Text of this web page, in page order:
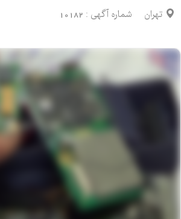
تهران شماره آگهی : 10182